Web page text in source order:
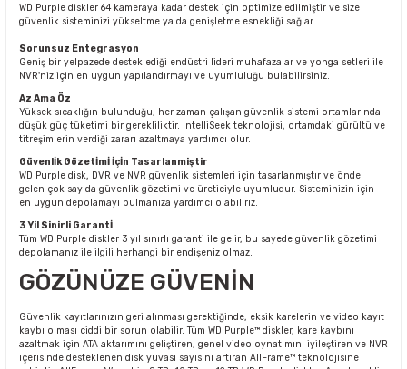
WD Purple diskler 64 kameraya kadar destek için optimize edilmiştir ve size
güvenlik sisteminizi yükseltme ya da genişletme esnekliği sağlar.
Sorunsuz Entegrasyon
Geniş bir yelpazede desteklediği endüstri lideri muhafazalar ve yonga setleri ile
NVR'niz için en uygun yapılandırmayı ve uyumluluğu bulabilirsiniz.
Az Ama Öz
Yüksek sıcaklığın bulunduğu, her zaman çalışan güvenlik sistemi ortamlarında
düşük güç tüketimi bir gerekliliktir. IntelliSeek teknolojisi, ortamdaki gürültü ve
titreşimlerin verdiği zararı azaltmaya yardımcı olur.
Güvenlİk Gözetİmİ İçİn Tasarlanmiştir
WD Purple disk, DVR ve NVR güvenlik sistemleri için tasarlanmıştır ve önde
gelen çok sayıda güvenlik gözetimi ve üreticiyle uyumludur. Sisteminizin için
en uygun depolamayı bulmanıza yardımcı olabiliriz.
3 Yil Sinirli Garantİ
Tüm WD Purple diskler 3 yıl sınırlı garanti ile gelir, bu sayede güvenlik gözetimi
depolamanız ile ilgili herhangi bir endişeniz olmaz.
GÖZÜNÜZE GÜVENİN
Güvenlik kayıtlarınızın geri alınması gerektiğinde, eksik karelerin ve video kayıt
kaybı olması ciddi bir sorun olabilir. Tüm WD Purple™ diskler, kare kaybını
azaltmak için ATA aktarımını geliştiren, genel video oynatımını iyileştiren ve NVR
içerisinde desteklenen disk yuvası sayısını artıran AllFrame™ teknolojisine